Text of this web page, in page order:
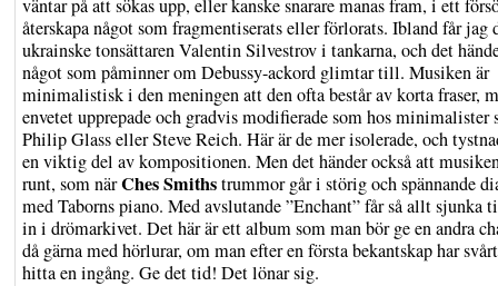
väntar på att sökas upp, eller kanske snarare manas fram, i ett
återskapa något som fragmentiserats eller förlorats. Ibland får jag
ukrainske tonsättaren Valentin Silvestrov i tankarna, och det
något som påminner om Debussy-ackord glimtar till. Musiken är
minimalistisk i den meningen att den ofta består av korta fraser,
envetet upprepade och gradvis modifierade som hos minimalister
Philip Glass eller Steve Reich. Här är de mer isolerade, och
en viktig del av kompositionen. Men det händer också att
runt, som närChes Smithstrummor går i störig och spännande
med Taborns piano. Med avslutande ”Enchant” får så allt sjunka
in i drömarkivet. Det här är ett album som man bör ge en andra
då gärna med hörlurar, om man efter en första bekantskap har
hitta en ingång. Ge det tid! Det lönar sig.